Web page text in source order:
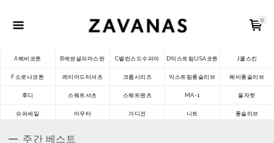
0
A헤비코튼 B에센셜피마스판 C밸런스드수피마 D익스트림USA코튼 J쿨스킨
F소로나코튼 레이어드티셔츠 크롭시리즈 익스트림롱슬리브 헤비롱슬리브
후디 스웨트셔츠 스웨트팬츠 MA-1 울자켓
슈퍼세일 아우터 가디건 니트 롱슬리브
주간 베스트